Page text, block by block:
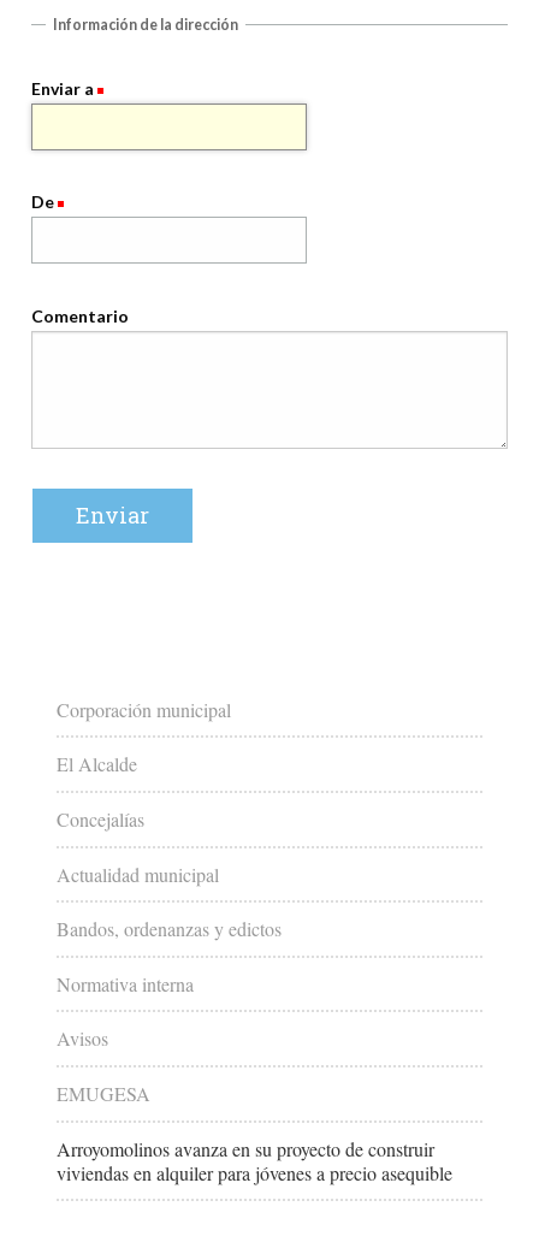
Información de la dirección
Enviar a
De
Comentario
Corporación municipal
El Alcalde
Concejalías
Actualidad municipal
Bandos, ordenanzas y edictos
Normativa interna
Avisos
EMUGESA
Arroyomolinos avanza en su proyecto de construir
viviendas en alquiler para jóvenes a precio asequible